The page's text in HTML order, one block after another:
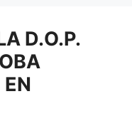
D.O.P.